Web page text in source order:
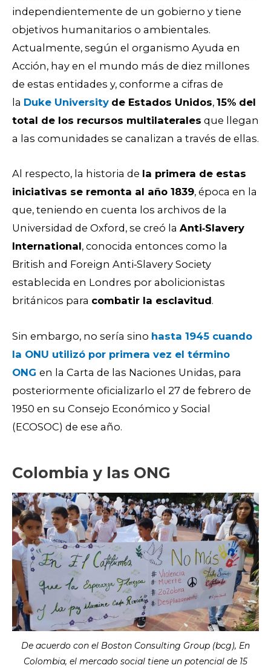
independientemente de un gobierno y tiene
objetivos humanitarios o ambientales.
Actualmente, según el organismo Ayuda en
Acción, hay en el mundo más de diez millones
de estas entidades y, conforme a cifras de
la Duke University de Estados Unidos, 15% del
total de los recursos multilaterales que llegan
a las comunidades se canalizan a través de ellas.
Al respecto, la historia de la primera de estas
iniciativas se remonta al año 1839, época en la
que, teniendo en cuenta los archivos de la
Universidad de Oxford, se creó la Anti‑Slavery
International, conocida entonces como la
British and Foreign Anti‑Slavery Society
establecida en Londres por abolicionistas
británicos para combatir la esclavitud.
Sin embargo, no sería sino hasta 1945 cuando
la ONU utilizó por primera vez el término
ONG en la Carta de las Naciones Unidas, para
posteriormente oficializarlo el 27 de febrero de
1950 en su Consejo Económico y Social
(ECOSOC) de ese año.
Colombia y las ONG
De acuerdo con el Boston Consulting Group (bcg), En
Colombia, el mercado social tiene un potencial de 15